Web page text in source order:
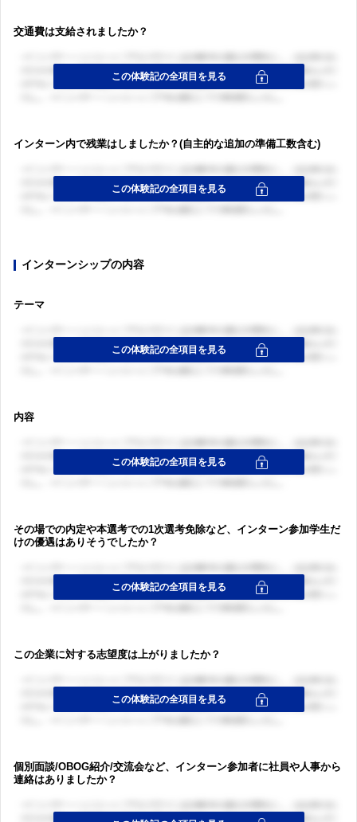
交通費は支給されましたか？
インターン内で残業はしましたか？(自主的な追加の準備工数含む)
インターンシップの内容
テーマ
内容
その場での内定や本選考での1次選考免除など、インターン参加学生だ
けの優遇はありそうでしたか？
この企業に対する志望度は上がりましたか？
個別面談/OBOG紹介/交流会など、インターン参加者に社員や人事から
連絡はありましたか？